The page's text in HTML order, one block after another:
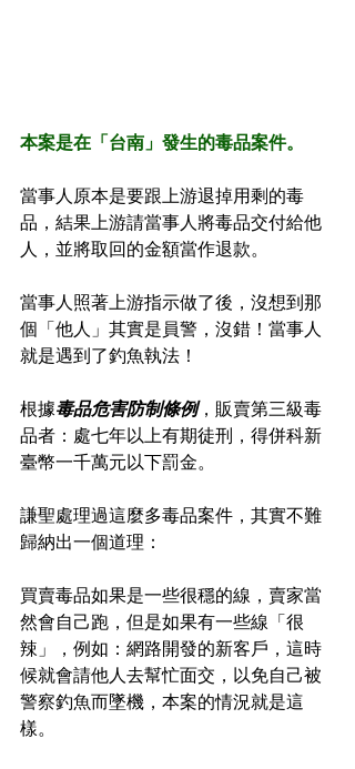
本案是在「台南」發生的毒品案件。
當事人原本是要跟上游退掉用剩的毒
品，結果上游請當事人將毒品交付給他
人，並將取回的金額當作退款。
當事人照著上游指示做了後，沒想到那
個「他人」其實是員警，沒錯！當事人
就是遇到了釣魚執法！
根據毒品危害防制條例，販賣第三級毒
品者：處七年以上有期徒刑，得併科新
臺幣一千萬元以下罰金。
謙聖處理過這麼多毒品案件，其實不難
歸納出一個道理：
買賣毒品如果是一些很穩的線，賣家當
然會自己跑，但是如果有一些線「很
辣」，例如：網路開發的新客戶，這時
候就會請他人去幫忙面交，以免自己被
警察釣魚而墜機，本案的情況就是這
樣。